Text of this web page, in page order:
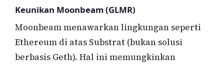
Keunikan Moonbeam (GLMR)
Moonbeam menawarkan lingkungan seperti
Ethereum di atas Substrat (bukan solusi
berbasis Geth). Hal ini memungkinkan